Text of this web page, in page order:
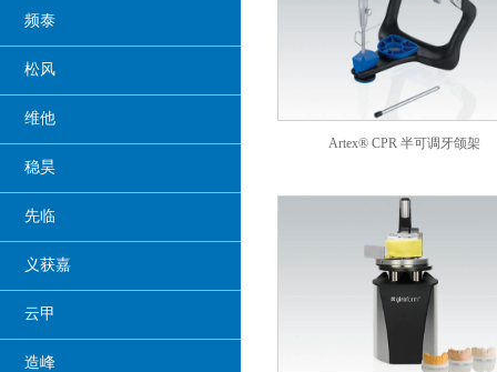
频泰
松风
维他
稳昊
先临
义获嘉
云甲
造峰
Artex® CPR 半可调牙颌架